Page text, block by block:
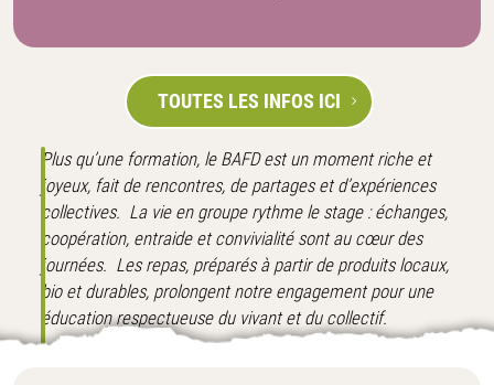
TOUTES LES INFOS ICI
Plus qu’une formation, le BAFD est un moment riche et
joyeux, fait de rencontres, de partages et d’expériences
collectives. La vie en groupe rythme le stage : échanges,
coopération, entraide et convivialité sont au cœur des
journées. Les repas, préparés à partir de produits locaux,
bio et durables, prolongent notre engagement pour une
éducation respectueuse du vivant et du collectif.